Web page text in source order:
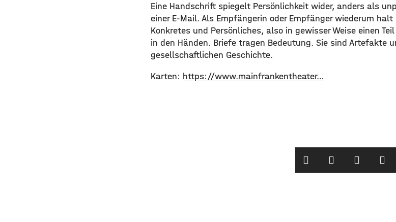
Eine Handschrift spiegelt Persönlichkeit wider, anders als
einer E-Mail. Als Empfängerin oder Empfänger wiederum
Konkretes und Persönliches, also in gewisser Weise einen
in den Händen. Briefe tragen Bedeutung. Sie sind Artefakte
gesellschaftlichen Geschichte.
Karten: https://www.mainfrankentheater…